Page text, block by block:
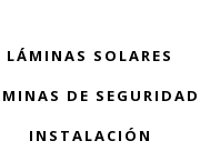
LÁMINAS SOLARES
DE SEGURIDAD
INSTALACIÓN